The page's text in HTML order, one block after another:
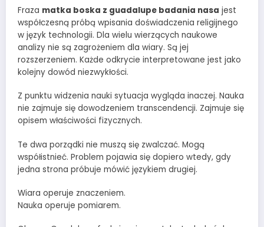
Fraza matka boska z guadalupe badania nasa jest
współczesną próbą wpisania doświadczenia religijnego
w język technologii. Dla wielu wierzących naukowe
analizy nie są zagrożeniem dla wiary. Są jej
rozszerzeniem. Każde odkrycie interpretowane jest jako
kolejny dowód niezwykłości.
Z punktu widzenia nauki sytuacja wygląda inaczej. Nauka
nie zajmuje się dowodzeniem transcendencji. Zajmuje się
opisem właściwości fizycznych.
Te dwa porządki nie muszą się zwalczać. Mogą
współistnieć. Problem pojawia się dopiero wtedy, gdy
jedna strona próbuje mówić językiem drugiej.
Wiara operuje znaczeniem.
Nauka operuje pomiarem.